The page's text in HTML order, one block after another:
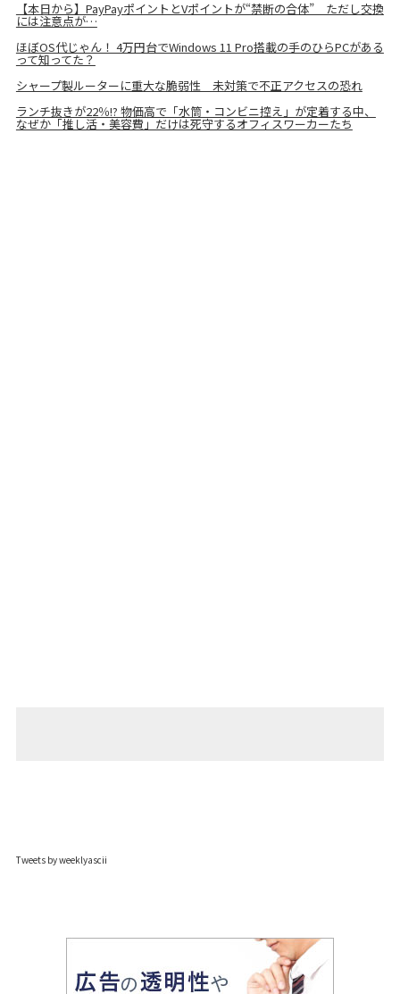
【本日から】PayPayポイントとVポイントが“禁断の合体” ただし交換
には注意点が…
ほぼOS代じゃん！ 4万円台でWindows 11 Pro搭載の手のひらPCがある
って知ってた？
シャープ製ルーターに重大な脆弱性 未対策で不正アクセスの恐れ
ランチ抜きが22％!? 物価高で「水筒・コンビニ控え」が定着する中、
なぜか「推し活・美容費」だけは死守するオフィスワーカーたち
Tweets by weeklyascii